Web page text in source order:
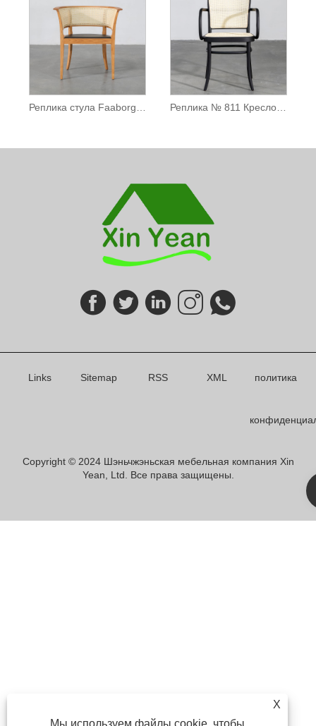
Реплика стула Faaborg из массива дерева Реплика № 811 Кресло для ресторана
X
Мы используем файлы cookie, чтобы
Links Sitemap RSS XML политика
Copyright © 2024 Шэньчжэньская мебельная компания Xin
Yean, Ltd. Все права защищены.